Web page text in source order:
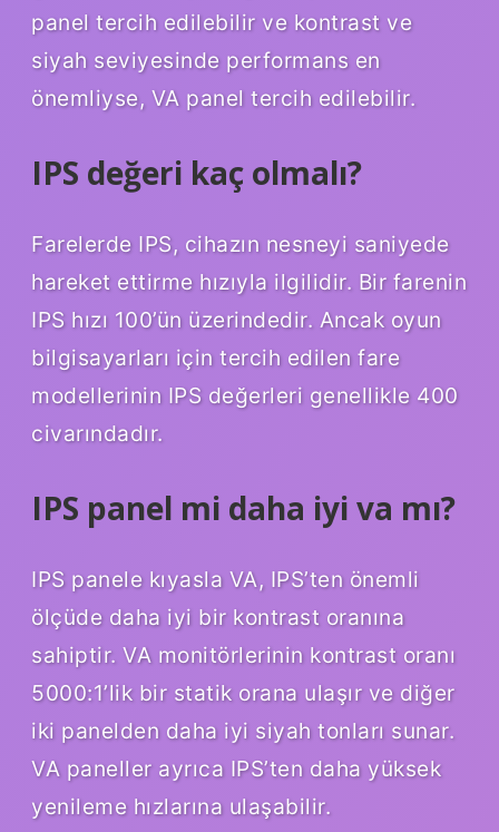
panel tercih edilebilir ve kontrast ve
siyah seviyesinde performans en
önemliyse, VA panel tercih edilebilir.
IPS değeri kaç olmalı?
Farelerde IPS, cihazın nesneyi saniyede
hareket ettirme hızıyla ilgilidir. Bir farenin
IPS hızı 100’ün üzerindedir. Ancak oyun
bilgisayarları için tercih edilen fare
modellerinin IPS değerleri genellikle 400
civarındadır.
IPS panel mi daha iyi va mı?
IPS panele kıyasla VA, IPS’ten önemli
ölçüde daha iyi bir kontrast oranına
sahiptir. VA monitörlerinin kontrast oranı
5000:1’lik bir statik orana ulaşır ve diğer
iki panelden daha iyi siyah tonları sunar.
VA paneller ayrıca IPS’ten daha yüksek
yenileme hızlarına ulaşabilir.